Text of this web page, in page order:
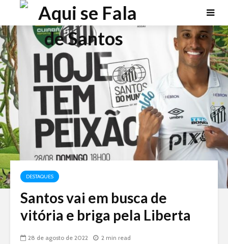
DESTAQUES
Santos vai em busca de
vitória e briga pela Liberta
28 de agosto de 2022 2 min read